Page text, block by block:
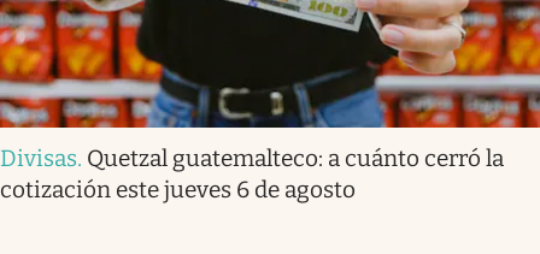
Divisas. Quetzal guatemalteco: a cuánto cerró la
cotización este jueves 6 de agosto